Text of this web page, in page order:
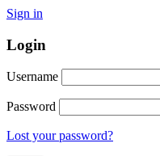
Sign in
Login
Username
Password
Lost your password?